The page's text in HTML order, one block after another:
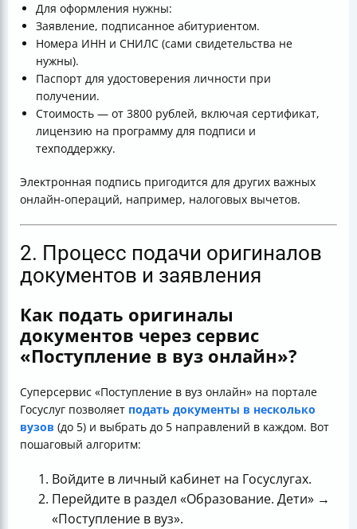
Для оформления нужны:
Заявление, подписанное абитуриентом.
Номера ИНН и СНИЛС (сами свидетельства не
нужны).
Паспорт для удостоверения личности при
получении.
Стоимость — от 3800 рублей, включая сертификат,
лицензию на программу для подписи и
техподдержку.
Электронная подпись пригодится для других важных
онлайн-операций, например, налоговых вычетов.
2. Процесс подачи оригиналов
документов и заявления
Как подать оригиналы
документов через сервис
«Поступление в вуз онлайн»?
Суперсервис «Поступление в вуз онлайн» на портале
Госуслуг позволяет подать документы в несколько
вузов (до 5) и выбрать до 5 направлений в каждом. Вот
пошаговый алгоритм:
Войдите в личный кабинет на Госуслугах.
Перейдите в раздел «Образование. Дети» →
«Поступление в вуз».